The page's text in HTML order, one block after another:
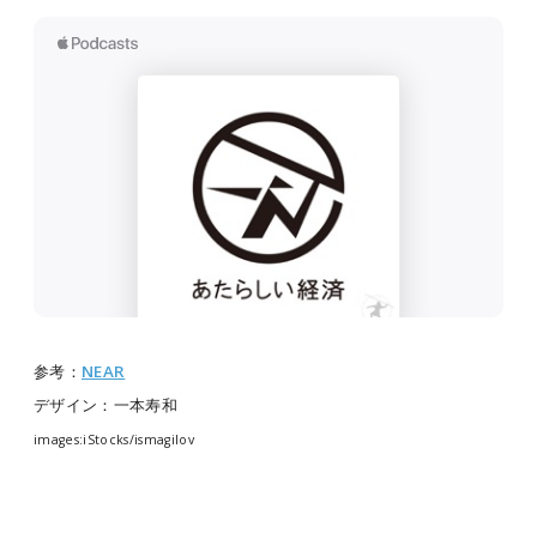
参考： NEAR
デザイン：一本寿和
images:iStocks/ismagilov